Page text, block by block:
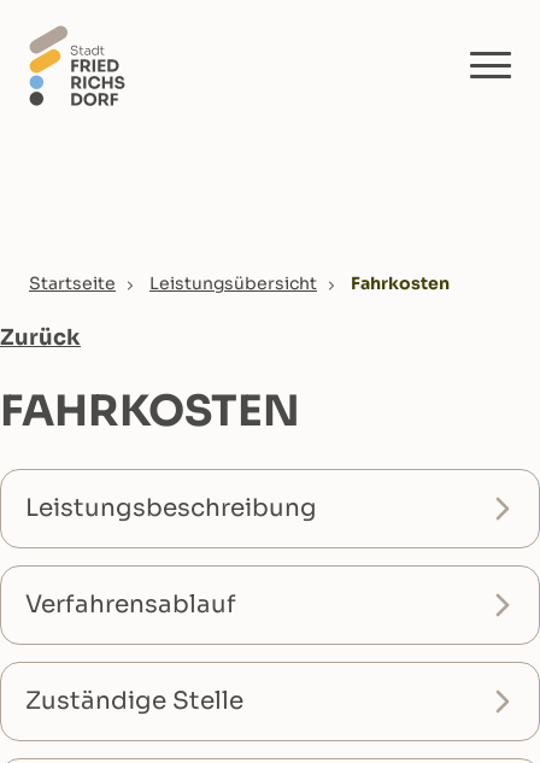
You are here:
Startseite Leistungsübersicht Fahrkosten
Zurück
FAHRKOSTEN
Leistungsbeschreibung
Verfahrensablauf
Zuständige Stelle